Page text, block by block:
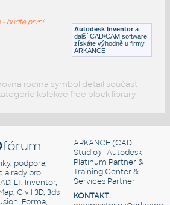
Tan
Autodesk Inventor a
další CAD/CAM software
získáte výhodně u firmy
ARKANCE
- buďte první
rodina symbol detail součást
kolekce free block library
fórum
podpora,
a rady pro
LT, Inventor,
Civil 3D, 3ds
Forma,
ARKANCE (CAD
Studio) - Autodesk
Platinum Partner &
Training Center &
Services Partner
KONTAKT: